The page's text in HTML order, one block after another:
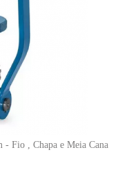
Fio , Chapa e Meia Cana